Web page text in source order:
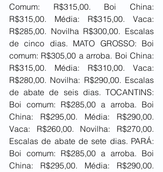
Comum: R$315,00. Boi China:
R$315,00. Média: R$315,00. Vaca:
R$285,00. Novilha R$300,00. Escalas
de cinco dias. MATO GROSSO: Boi
comum: R$305,00 a arroba. Boi China:
R$315,00. Média: R$310,00. Vaca:
R$280,00. Novilha: R$290,00. Escalas
de abate de seis dias. TOCANTINS:
Boi comum: R$285,00 a arroba. Boi
China: R$295,00. Média: R$290,00.
Vaca: R$260,00. Novilha: R$270,00.
Escalas de abate de sete dias. PARÁ:
Boi comum: R$285,00 a arroba. Boi
China: R$295,00. Média: R$290,00.